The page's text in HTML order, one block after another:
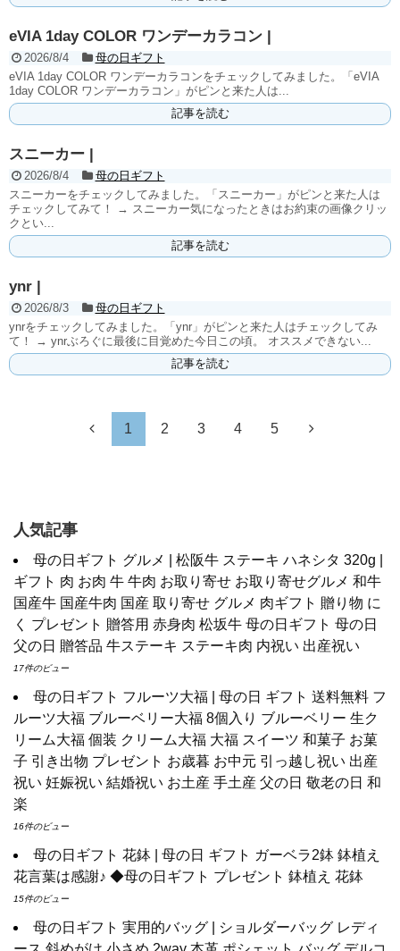
eVIA 1day COLOR ワンデーカラコン |
2026/8/4
母の日ギフト
eVIA 1day COLOR ワンデーカラコンをチェックしてみました。「eVIA
1day COLOR ワンデーカラコン」がピンと来た人は...
記事を読む
スニーカー |
2026/8/4
母の日ギフト
スニーカーをチェックしてみました。「スニーカー」がピンと来た人は
チェックしてみて！ → スニーカー気になったときはお約束の画像クリッ
クとい...
記事を読む
ynr |
2026/8/3
母の日ギフト
ynrをチェックしてみました。「ynr」がピンと来た人はチェックしてみ
て！ → ynrぶろぐに最後に目覚めた今日この頃。 オススメできない...
記事を読む
1 2 3 4 5
人気記事
母の日ギフト グルメ | 松阪牛 ステーキ ハネシタ 320g |
ギフト 肉 お肉 牛 牛肉 お取り寄せ お取り寄せグルメ 和牛
国産牛 国産牛肉 国産 取り寄せ グルメ 肉ギフト 贈り物 に
く プレゼント 贈答用 赤身肉 松坂牛 母の日ギフト 母の日
父の日 贈答品 牛ステーキ ステーキ肉 内祝い 出産祝い
17件のビュー
母の日ギフト フルーツ大福 | 母の日 ギフト 送料無料 フ
ルーツ大福 ブルーベリー大福 8個入り ブルーベリー 生ク
リーム大福 個装 クリーム大福 大福 スイーツ 和菓子 お菓
子 引き出物 プレゼント お歳暮 お中元 引っ越し祝い 出産
祝い 妊娠祝い 結婚祝い お土産 手土産 父の日 敬老の日 和
楽
16件のビュー
母の日ギフト 花鉢 | 母の日 ギフト ガーベラ2鉢 鉢植え
花言葉は感謝♪ ◆母の日ギフト プレゼント 鉢植え 花鉢
15件のビュー
母の日ギフト 実用的バッグ | ショルダーバッグ レディ